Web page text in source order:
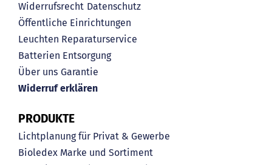
Widerrufsrecht Datenschutz
Öffentliche Einrichtungen
Leuchten Reparaturservice
Batterien Entsorgung
Über uns Garantie
Widerruf erklären
PRODUKTE
Lichtplanung für Privat & Gewerbe
Bioledex Marke und Sortiment